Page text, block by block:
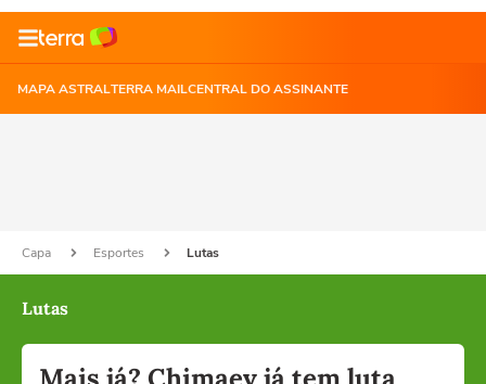
MAPA ASTRALTERRA MAILCENTRAL DO ASSINANTE
Capa Esportes Lutas
Lutas